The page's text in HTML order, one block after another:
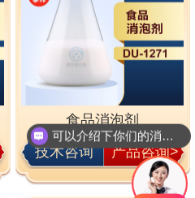
食品消泡剂
技术咨询
产品咨询>
可以介绍下你们的消泡剂么